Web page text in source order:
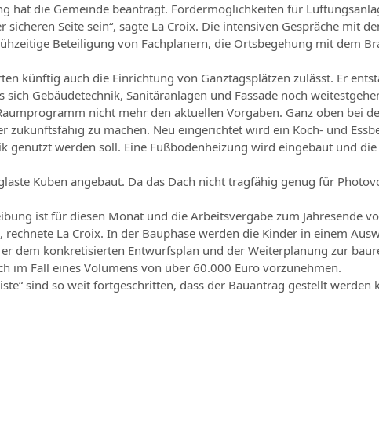
hat die Gemeinde beantragt. Fördermöglichkeiten für
Seite sein“, sagte La Croix. Die intensiven Gespräche mit
Beteiligung von Fachplanern, die Ortsbegehung mit dem
künftig auch die Einrichtung von Ganztagsplätzen zulässt. Er
Gebäudetechnik, Sanitäranlagen und Fassade noch
nicht mehr den aktuellen Vorgaben. Ganz oben bei
zukunftsfähig zu machen. Neu eingerichtet wird ein Koch- und
werden soll. Eine Fußbodenheizung wird eingebaut und
Kuben angebaut. Da das Dach nicht tragfähig genug für
ist für diesen Monat und die Arbeitsvergabe zum Jahresende
La Croix. In der Bauphase werden die Kinder in einem
dem konkretisierten Entwurfsplan und der Weiterplanung zur
im Fall eines Volumens von über 60.000 Euro vorzunehmen.
sind so weit fortgeschritten, dass der Bauantrag gestellt werden